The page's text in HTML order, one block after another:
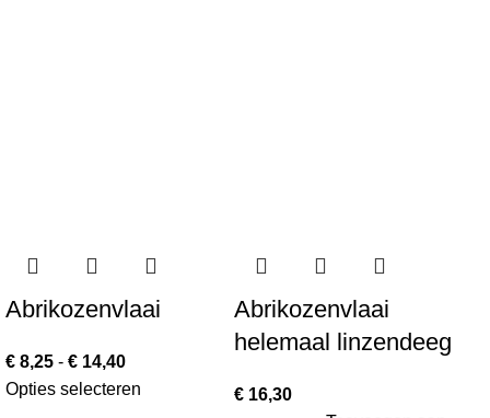
Abrikozenvlaai
€ 8,25 - € 14,40
Opties selecteren
Abrikozenvlaai
helemaal linzendeeg
€ 16,30